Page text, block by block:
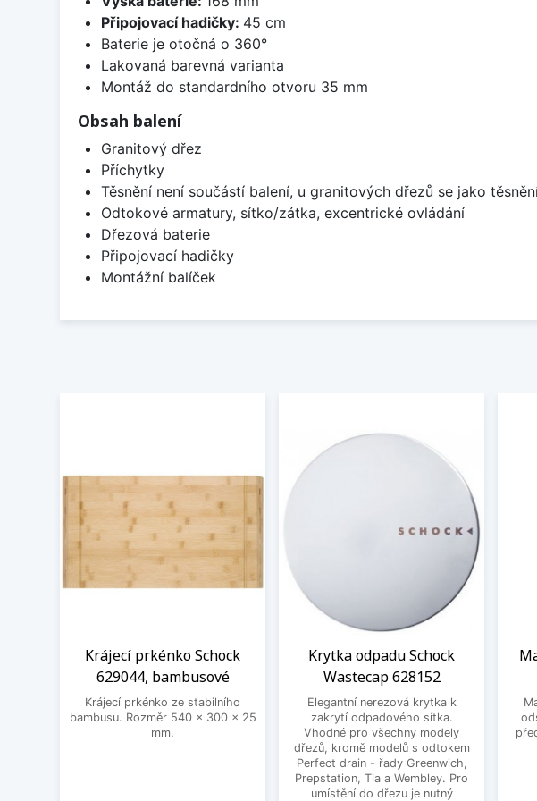
Připojovací hadičky: 45 cm
Baterie je otočná o 360°
Lakovaná barevná varianta
Montáž do standardního otvoru 35 mm
Obsah balení
Granitový dřez
Příchytky
Těsnění není součástí balení, u granitových dřezů se jako
Odtokové armatury, sítko/zátka, excentrické ovládání
Dřezová baterie
Připojovací hadičky
Montážní balíček
Krájecí prkénko Schock
629044, bambusové
Krájecí prkénko ze stabilního
bambusu. Rozměr 540 x 300 x 25
mm.
Krytka odpadu Schock
Wastecap 628152
Elegantní nerezová krytka k
zakrytí odpadového sítka.
Vhodné pro všechny modely
dřezů, kromě modelů s odtokem
Perfect drain - řady Greenwich,
Prepstation, Tia a Wembley. Pro
umístění do dřezu je nutný